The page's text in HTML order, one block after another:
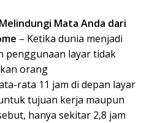
Mata Anda dari
– Ketika dunia menjadi
penggunaan layar tidak
orang
rata 11 jam di depan layar
tujuan kerja maupun
hanya sekitar 2,8 jam